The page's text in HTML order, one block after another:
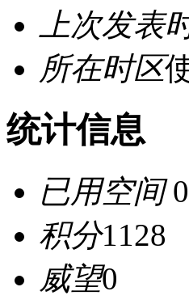
上次发表
所在时区
统计信息
已用空间
积分1128
威望0